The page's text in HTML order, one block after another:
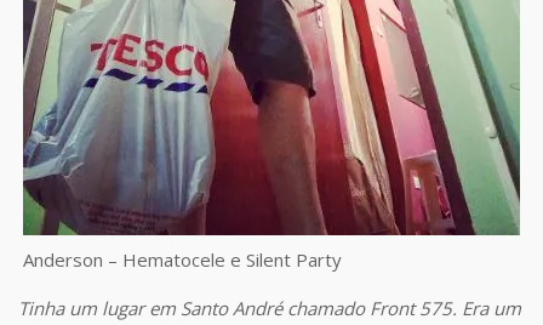
Anderson – Hematocele e Silent Party
Tinha um lugar em Santo André chamado Front 575. Era um